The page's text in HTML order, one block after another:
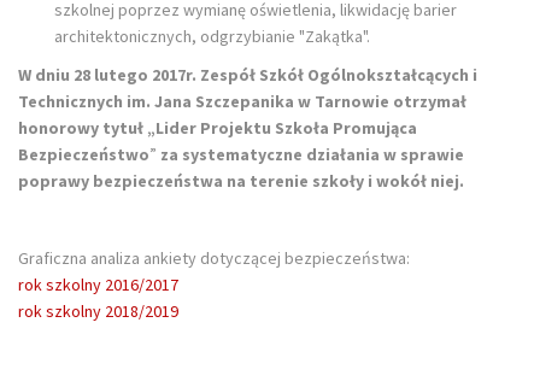
szkolnej poprzez wymianę oświetlenia, likwidację barier
architektonicznych, odgrzybianie "Zakątka".
W dniu 28 lutego 2017r. Zespół Szkół Ogólnokształcących i
Technicznych im. Jana Szczepanika w Tarnowie otrzymał
honorowy tytuł „Lider Projektu Szkoła Promująca
Bezpieczeństwo” za systematyczne działania w sprawie
poprawy bezpieczeństwa na terenie szkoły i wokół niej.
Graficzna analiza ankiety dotyczącej bezpieczeństwa:
rok szkolny 2016/2017
rok szkolny 2018/2019